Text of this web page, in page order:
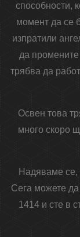
способности,
момент да се
изпратили
да
трябва да
Освен това
много скоро
Надяваме се,
Сега можете да
1414 и сте в